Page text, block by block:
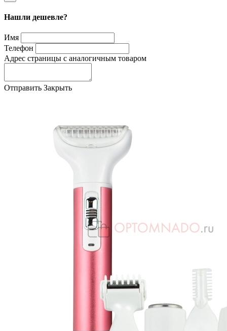
Нашли дешевле?
Имя
Телефон
Адрес страницы с аналогичным товаром
Отправить Закрыть